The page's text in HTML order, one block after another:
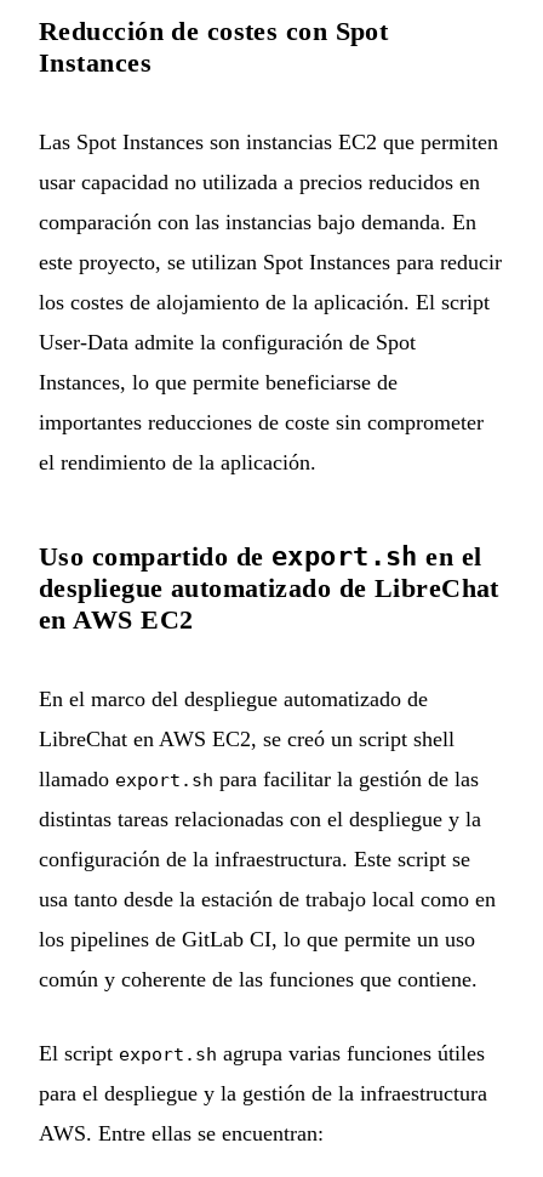
Reducción de costes con Spot
Instances
Las Spot Instances son instancias EC2 que permiten
usar capacidad no utilizada a precios reducidos en
comparación con las instancias bajo demanda. En
este proyecto, se utilizan Spot Instances para reducir
los costes de alojamiento de la aplicación. El script
User-Data admite la configuración de Spot
Instances, lo que permite beneficiarse de
importantes reducciones de coste sin comprometer
el rendimiento de la aplicación.
Uso compartido de export.sh en el
despliegue automatizado de LibreChat
en AWS EC2
En el marco del despliegue automatizado de
LibreChat en AWS EC2, se creó un script shell
llamado export.sh para facilitar la gestión de las
distintas tareas relacionadas con el despliegue y la
configuración de la infraestructura. Este script se
usa tanto desde la estación de trabajo local como en
los pipelines de GitLab CI, lo que permite un uso
común y coherente de las funciones que contiene.
El script export.sh agrupa varias funciones útiles
para el despliegue y la gestión de la infraestructura
AWS. Entre ellas se encuentran: